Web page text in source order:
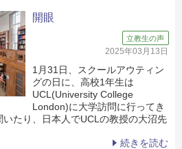
開眼
立教生の声
2025年03月13日
1月31日、スクールアウティン
グの日に、高校1年生は
UCL(University College
London)に大学訪問に行ってき
いたり、日本人でUCLの教授の大沼先
続きを読む